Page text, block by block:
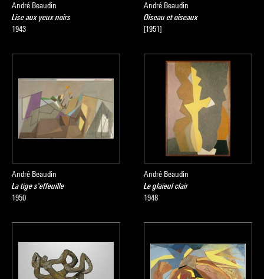
André Beaudin
Lise aux yeux noirs
1943
André Beaudin
Oiseau et oiseaux
[1951]
André Beaudin
La tige s'effeuille
1950
André Beaudin
Le glaïeul clair
1948